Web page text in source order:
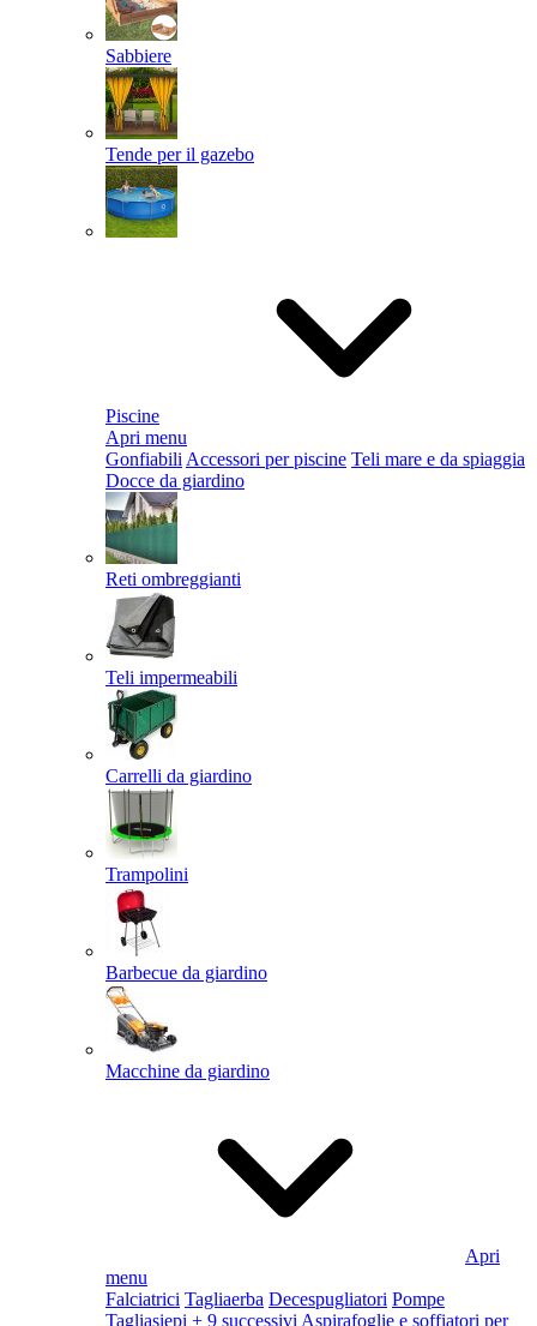
Sabbiere
Tende per il gazebo
Piscine
Apri menu
Gonfiabili Accessori per piscine Teli mare e da spiaggia
Docce da giardino
Reti ombreggianti
Teli impermeabili
Carrelli da giardino
Trampolini
Barbecue da giardino
Macchine da giardino
Apri
menu
Falciatrici Tagliaerba Decespugliatori Pompe
Tagliasiepi + 9 successivi Aspirafoglie e soffiatori per